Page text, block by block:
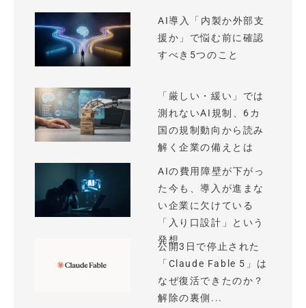
AI導入「内製か外部支
援か」で悩む前に確認
すべき5つのこと
「厳しい・緩い」では
測れないAI規制、6カ
国の規制動向から読み
解く企業の備えとは
AIの費用障壁が下がっ
た今も、導入が進まな
い企業に欠けている
「入り口設計」という
発想
公開3日で停止された
「Claude Fable 5」は
なぜ復活できたのか？
解除の裏側...